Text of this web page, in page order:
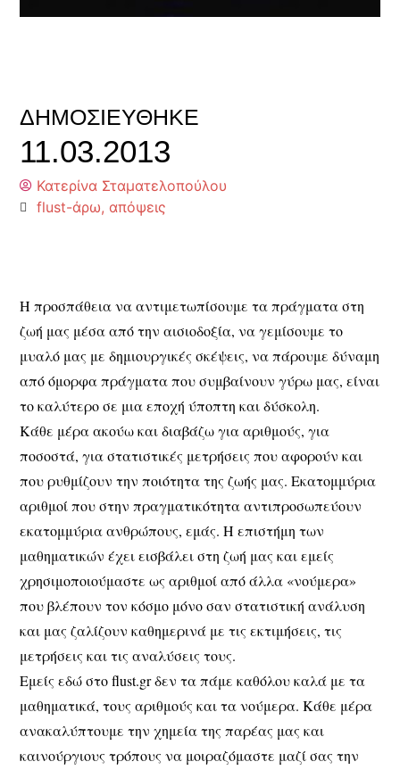
ΔΗΜΟΣΙΕΎΘΗΚΕ
11.03.2013
Κατερίνα Σταματελοπούλου
flust-άρω,απόψεις
Η προσπάθεια να αντιμετωπίσουμε τα πράγματα στη
ζωή μας μέσα από την αισιοδοξία, να γεμίσουμε το
μυαλό μας με δημιουργικές σκέψεις, να πάρουμε δύναμη
από όμορφα πράγματα που συμβαίνουν γύρω μας, είναι
το καλύτερο σε μια εποχή ύποπτη και δύσκολη.
Κάθε μέρα ακούω και διαβάζω για αριθμούς, για
ποσοστά, για στατιστικές μετρήσεις που αφορούν και
που ρυθμίζουν την ποιότητα της ζωής μας. Εκατομμύρια
αριθμοί που στην πραγματικότητα αντιπροσωπεύουν
εκατομμύρια ανθρώπους, εμάς. Η επιστήμη των
μαθηματικών έχει εισβάλει στη ζωή μας και εμείς
χρησιμοποιούμαστε ως αριθμοί από άλλα «νούμερα»
που βλέπουν τον κόσμο μόνο σαν στατιστική ανάλυση
και μας ζαλίζουν καθημερινά με τις εκτιμήσεις, τις
μετρήσεις και τις αναλύσεις τους.
Εμείς εδώ στο flust.gr δεν τα πάμε καθόλου καλά με τα
μαθηματικά, τους αριθμούς και τα νούμερα. Κάθε μέρα
ανακαλύπτουμε την χημεία της παρέας μας και
καινούργιους τρόπους να μοιραζόμαστε μαζί σας την